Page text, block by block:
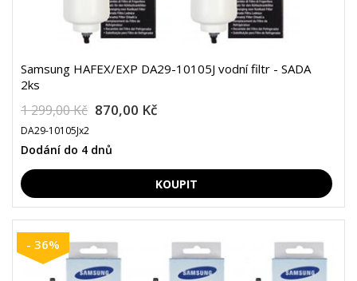
Samsung HAFEX/EXP DA29-10105J vodní filtr - SADA
2ks
1 299,00 Kč 870,00 Kč
DA29-10105Jx2
Dodání do 4 dnů
- 36%